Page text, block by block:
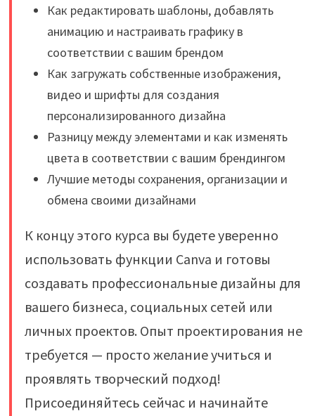
Как редактировать шаблоны, добавлять
анимацию и настраивать графику в
соответствии с вашим брендом
Как загружать собственные изображения,
видео и шрифты для создания
персонализированного дизайна
Разницу между элементами и как изменять
цвета в соответствии с вашим брендингом
Лучшие методы сохранения, организации и
обмена своими дизайнами
К концу этого курса вы будете уверенно
использовать функции Canva и готовы
создавать профессиональные дизайны для
вашего бизнеса, социальных сетей или
личных проектов. Опыт проектирования не
требуется — просто желание учиться и
проявлять творческий подход!
Присоединяйтесь сейчас и начинайте